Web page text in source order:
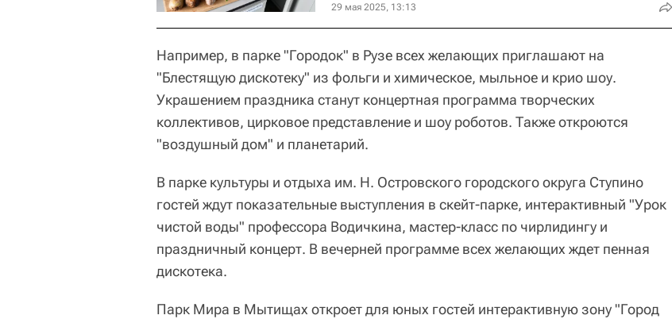
29 мая 2025, 13:13
Например, в парке "Городок" в Рузе всех желающих приглашают на
"Блестящую дискотеку" из фольги и химическое, мыльное и крио шоу.
Украшением праздника станут концертная программа творческих
коллективов, цирковое представление и шоу роботов. Также откроются
"воздушный дом" и планетарий.
В парке культуры и отдыха им. Н. Островского городского округа Ступино
гостей ждут показательные выступления в скейт-парке, интерактивный "Урок
чистой воды" профессора Водичкина, мастер-класс по чирлидингу и
праздничный концерт. В вечерней программе всех желающих ждет пенная
дискотека.
Парк Мира в Мытищах откроет для юных гостей интерактивную зону "Город